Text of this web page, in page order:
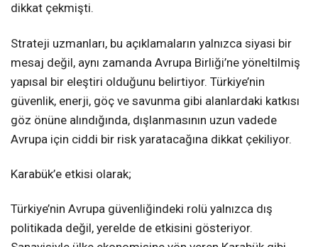
dikkat çekmişti.
Strateji uzmanları, bu açıklamaların yalnızca siyasi bir
mesaj değil, aynı zamanda Avrupa Birliği’ne yöneltilmiş
yapısal bir eleştiri olduğunu belirtiyor. Türkiye’nin
güvenlik, enerji, göç ve savunma gibi alanlardaki katkısı
göz önüne alındığında, dışlanmasının uzun vadede
Avrupa için ciddi bir risk yaratacağına dikkat çekiliyor.
Karabük’e etkisi olarak;
Türkiye’nin Avrupa güvenliğindeki rolü yalnızca dış
politikada değil, yerelde de etkisini gösteriyor.